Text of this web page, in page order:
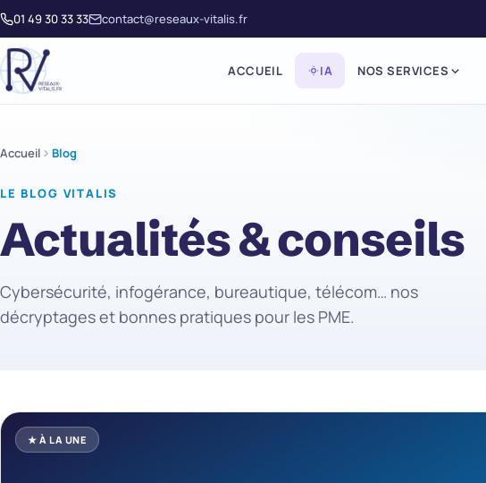
01 49 30 33 33 contact@reseaux-vitalis.fr
ACCUEIL IA NOS SERVICES
Accueil Blog
LE BLOG VITALIS
Actualités & conseils
Cybersécurité, infogérance, bureautique, télécom… nos
décryptages et bonnes pratiques pour les PME.
★ À LA UNE